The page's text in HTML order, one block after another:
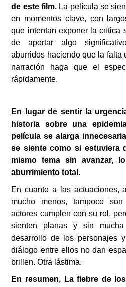
de este film.La película se
en momentos clave, con
que intentan exponer la crítica
de aportar algo
aburridos haciendo que la falta
narración haga que el
rápidamente.
En lugar de sentir la
historia sobre una
película se alarga
se siente como si estuviera
mismo tema sin avanzar,
aburrimiento total.
En cuanto a las actuaciones,
mucho menos, tampoco
actores cumplen con su rol,
sienten planas y sin
desarrollo de los personajes
diálogo entre ellos no dan
brillen. Otra lástima.
En resumen, La fiebre de